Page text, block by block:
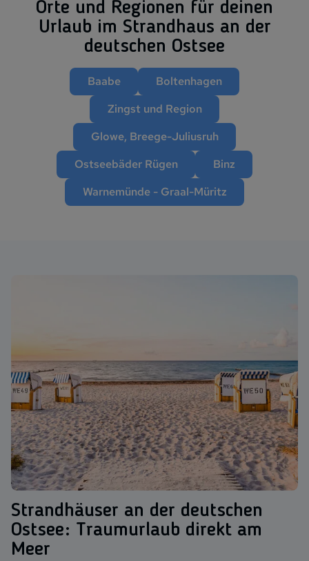
Orte und Regionen für deinen
Urlaub im Strandhaus an der
deutschen Ostsee
Baabe
Boltenhagen
Zingst und Region
Glowe, Breege-Juliusruh
Ostseebäder Rügen
Binz
Warnemünde - Graal-Müritz
Ferienhaus an der Ostsee - Strandkörbe, Sand und Sonne
Strandhäuser an der deutschen
Ostsee: Traumurlaub direkt am
Meer